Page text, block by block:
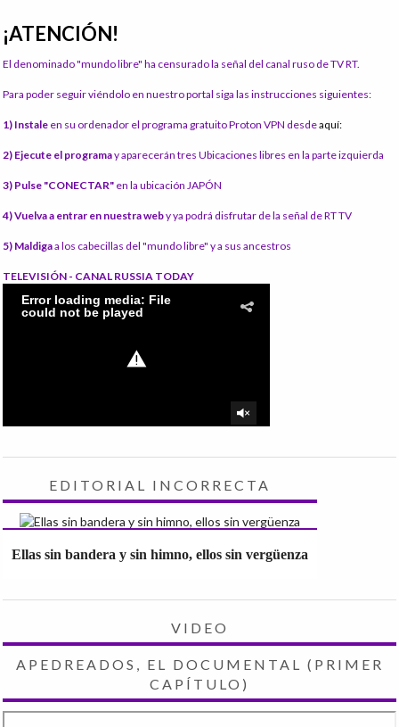
¡ATENCIÓN!
El denominado "mundo libre" ha censurado la señal del canal ruso de TV RT.
Para poder seguir viéndolo en nuestro portal siga las instrucciones siguientes:
1) Instale en su ordenador el programa gratuito Proton VPN desdeaquí:
2) Ejecute el programay aparecerán tres Ubicaciones libres en la parte izquierda
3) Pulse "CONECTAR" en la ubicación JAPÓN
4) Vuelva a entrar en nuestra weby ya podrá disfrutar de la señal de RT TV
5) Maldigaa los cabecillas del "mundo libre" y a sus ancestros
TELEVISIÓN - CANAL RUSSIA TODAY
EDITORIAL INCORRECTA
Ellas sin bandera y sin himno, ellos sin vergüenza
VIDEO
APEDREADOS, EL DOCUMENTAL (PRIMER
CAPÍTULO)